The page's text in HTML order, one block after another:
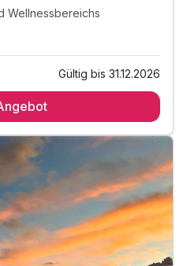
Wellnessbereichs
Buffet
Wellnessbereichs
Gültig bis 31.12.2026